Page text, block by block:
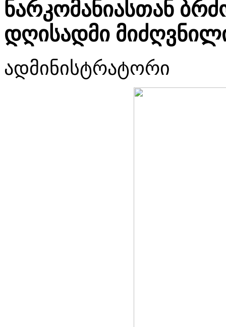
ნარკომანიასთან
დღისადმი
ადმინისტრატორი